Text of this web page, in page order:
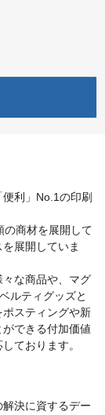
利」No.1の印刷
の商材を展開して
展開していま
な商品や、マグ
ルティグッズと
スティングや新
できる付加価値
ております。
決に資するデー